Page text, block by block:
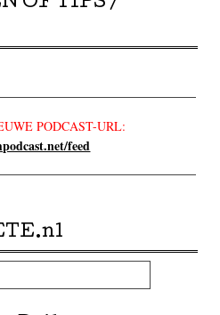
PODCAST-URL:
feed